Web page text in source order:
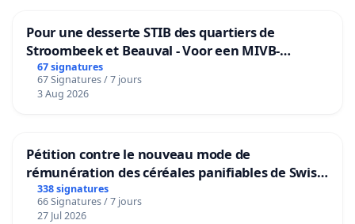
Pour une desserte STIB des quartiers de
Stroombeek et Beauval - Voor een MIVB-
bediening van de wijken Strombeek en Het
Voor
67 signatures
67 Signatures / 7 jours
3 Aug 2026
Pétition contre le nouveau mode de
rémunération des céréales panifiables de Swiss
granum basé sur la teneur en protéines
338 signatures
66 Signatures / 7 jours
27 Jul 2026